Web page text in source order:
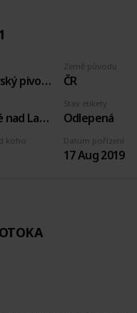
Královédvorský pivovar Tambor
Země původu
ČR
koho
Stav etikety
Odlepená
Datum pořízení
17 Aug 2019
Dvůr Králové nad Labem